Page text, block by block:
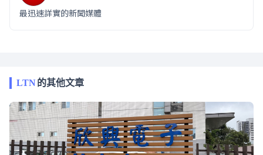
最迅速詳實的新聞媒體
LTN的其他文章